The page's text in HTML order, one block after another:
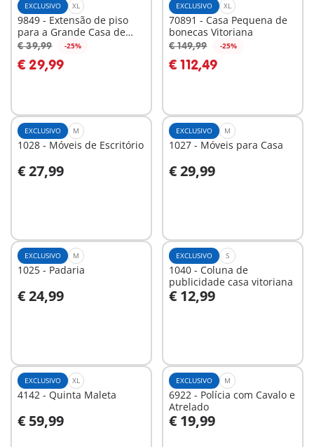
EXCLUSIVO XL
9849 - Extensão de piso
para a Grande Casa de
Boneca
€ 39,99 -25%
€ 29,99
Ao carrinho
EXCLUSIVO XL
70891 - Casa Pequena de
bonecas Vitoriana
€ 149,99 -25%
€ 112,49
Ao carrinho
EXCLUSIVO M
1028 - Móveis de Escritório
€ 27,99
Ao carrinho
EXCLUSIVO M
1027 - Móveis para Casa
€ 29,99
Ao carrinho
EXCLUSIVO M
1025 - Padaria
€ 24,99
Ao carrinho
EXCLUSIVO S
1040 - Coluna de
publicidade casa vitoriana
€ 12,99
Ao carrinho
EXCLUSIVO XL
4142 - Quinta Maleta
€ 59,99
Ao carrinho
EXCLUSIVO M
6922 - Polícia com Cavalo e
Atrelado
€ 19,99
Ao carrinho